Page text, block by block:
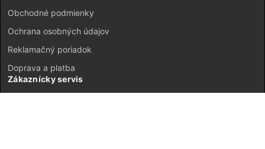
Obchodné podmienky
Ochrana osobných údajov
Reklamačný poriadok
Doprava a platba
Zákaznícky servis